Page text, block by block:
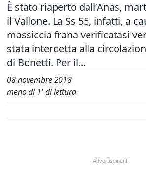
È stato riaperto dall’Anas,
il Vallone. La Ss 55, infatti, a
massiccia frana verificatasi
stata interdetta alla
di Bonetti. Per il...
08 novembre 2018
meno di 1' di lettura